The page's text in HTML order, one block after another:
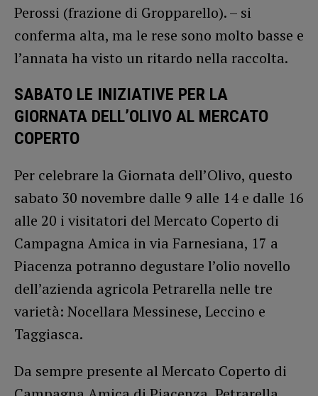
Perossi (frazione di Gropparello). – si
conferma alta, ma le rese sono molto basse e
l’annata ha visto un ritardo nella raccolta.
SABATO LE INIZIATIVE PER LA
GIORNATA DELL’OLIVO AL MERCATO
COPERTO
Per celebrare la Giornata dell’Olivo, questo
sabato 30 novembre dalle 9 alle 14 e dalle 16
alle 20 i visitatori del Mercato Coperto di
Campagna Amica in via Farnesiana, 17 a
Piacenza potranno degustare l’olio novello
dell’azienda agricola Petrarella nelle tre
varietà: Nocellara Messinese, Leccino e
Taggiasca.
Da sempre presente al Mercato Coperto di